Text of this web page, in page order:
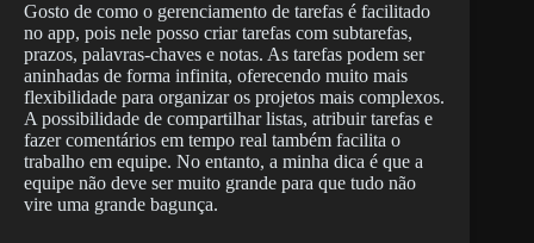
Gosto de como o gerenciamento de tarefas é facilitado
no app, pois nele posso criar tarefas com subtarefas,
prazos, palavras-chaves e notas. As tarefas podem ser
aninhadas de forma infinita, oferecendo muito mais
flexibilidade para organizar os projetos mais complexos.
A possibilidade de compartilhar listas, atribuir tarefas e
fazer comentários em tempo real também facilita o
trabalho em equipe. No entanto, a minha dica é que a
equipe não deve ser muito grande para que tudo não
vire uma grande bagunça.